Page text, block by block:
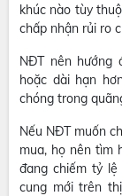
khúc nào tùy
chấp nhận rủi ro
NĐT nên hướng
hoặc dài hạn
chóng trong
Nếu NĐT muốn
mua, họ nên tìm
đang chiếm tỷ
cung mới trên